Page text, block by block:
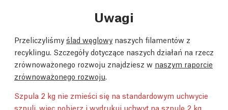
Uwagi
Przeliczyliśmy ślad węglowy naszych filamentów z
recyklingu. Szczegóły dotyczące naszych działań na rzecz
zrównoważonego rozwoju znajdziesz w naszym raporcie
zrównoważonego rozwoju.
Szpula 2 kg nie zmieści się na standardowym uchwycie
szpuli, więc pobierz i wydrukuj uchwyt na szpulę 2 kg